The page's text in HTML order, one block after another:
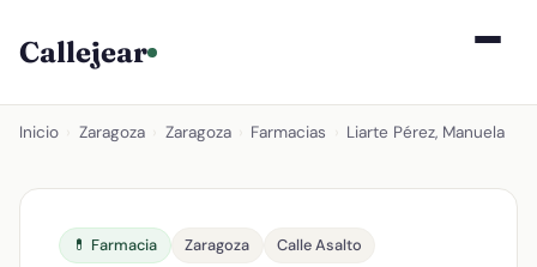
Callejear
Inicio Zaragoza Zaragoza Farmacias Liarte Pérez, Manuela
💊 Farmacia Zaragoza Calle Asalto